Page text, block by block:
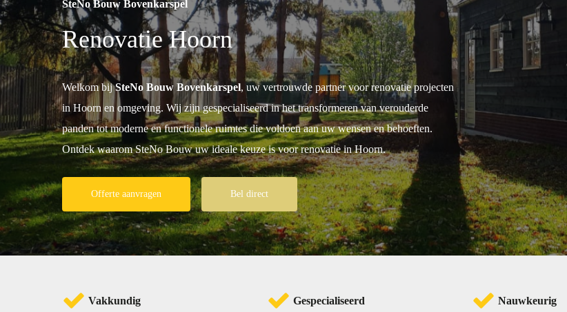
SteNo Bouw Bovenkarspel
Renovatie Hoorn
Welkom bijSteNo Bouw Bovenkarspel, uw vertrouwde partner voor renovatie projecten
in Hoorn en omgeving. Wij zijn gespecialiseerd in het transformeren van verouderde
panden tot moderne en functionele ruimtes die voldoen aan uw wensen en behoeften.
Ontdek waarom SteNo Bouw uw ideale keuze is voor renovatie in Hoorn.
Offerte aanvragen Bel direct
Vakkundig Gespecialiseerd Nauwkeurig